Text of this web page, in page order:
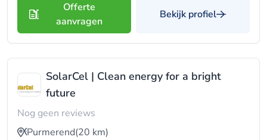
Offerte
aanvragen
Bekijk profiel
SolarCel | Clean energy for a bright
future
Nog geen reviews
Purmerend(20 km)